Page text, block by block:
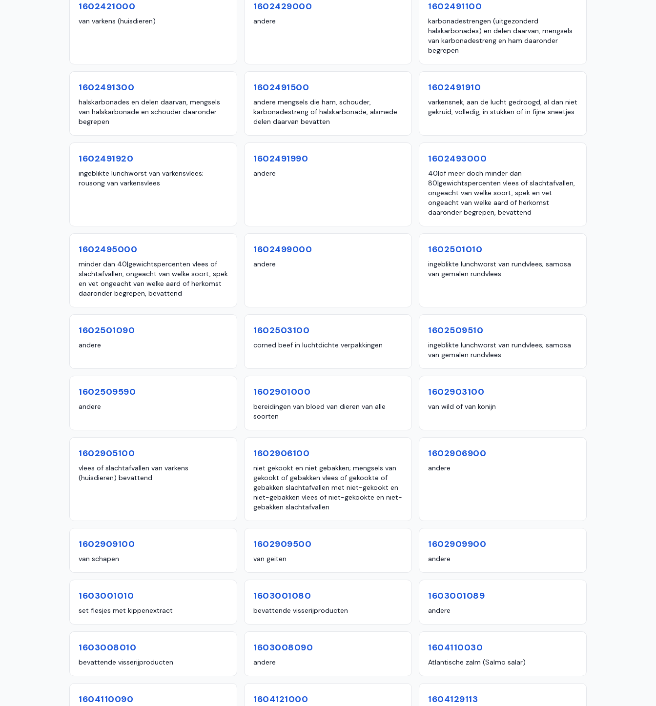
1602421000
van varkens (huisdieren)
1602429000
andere
1602491100
karbonadestrengen (uitgezonderd
halskarbonades) en delen daarvan, mengsels
van karbonadestreng en ham daaronder
begrepen
1602491300
halskarbonades en delen daarvan, mengsels
van halskarbonade en schouder daaronder
begrepen
1602491500
andere mengsels die ham, schouder,
karbonadestreng of halskarbonade, alsmede
delen daarvan bevatten
1602491910
varkensnek, aan de lucht gedroogd, al dan niet
gekruid, volledig, in stukken of in fijne sneetjes
1602491920
ingeblikte lunchworst van varkensvlees;
rousong van varkensvlees
1602491990
andere
1602493000
40|of meer doch minder dan
80|gewichtspercenten vlees of slachtafvallen,
ongeacht van welke soort, spek en vet
ongeacht van welke aard of herkomst
daaronder begrepen, bevattend
1602495000
minder dan 40|gewichtspercenten vlees of
slachtafvallen, ongeacht van welke soort, spek
en vet ongeacht van welke aard of herkomst
daaronder begrepen, bevattend
1602499000
andere
1602501010
ingeblikte lunchworst van rundvlees; samosa
van gemalen rundvlees
1602501090
andere
1602503100
corned beef in luchtdichte verpakkingen
1602509510
ingeblikte lunchworst van rundvlees; samosa
van gemalen rundvlees
1602509590
andere
1602901000
bereidingen van bloed van dieren van alle
soorten
1602903100
van wild of van konijn
1602905100
vlees of slachtafvallen van varkens
(huisdieren) bevattend
1602906100
niet gekookt en niet gebakken; mengsels van
gekookt of gebakken vlees of gekookte of
gebakken slachtafvallen met niet-gekookt en
niet-gebakken vlees of niet-gekookte en niet-
gebakken slachtafvallen
1602906900
andere
1602909100
van schapen
1602909500
van geiten
1602909900
andere
1603001010
set flesjes met kippenextract
1603001080
bevattende visserijproducten
1603001089
andere
1603008010
bevattende visserijproducten
1603008090
andere
1604110030
Atlantische zalm (Salmo salar)
1604110090 1604121000 1604129113